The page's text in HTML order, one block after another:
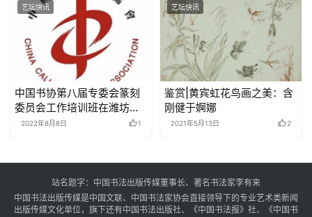
艺坛快讯
中国书协第八届专委会篆刻
委员会工作培训班在潍坊举
行2022年8月8日 1
艺坛快讯
鉴赏|黄宾虹花鸟画之美：含
刚健于婀娜
2021年5月13日 2
站名题字：中国书法出版传媒董事长、著名书法家李有来
中国书法出版传媒是中国文联、中国书法家协会直接领导下的专业艺术类新闻
出版传媒文化单位，旗下还有中国书法出版社、《中国书法报》社、《中国书